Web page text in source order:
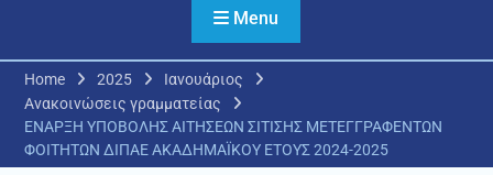
Menu
Home 2025
Ιανουάριος
Ανακοινώσεις γραμματείας
ΕΝΑΡΞΗ ΥΠΟΒΟΛΗΣ ΑΙΤΗΣΕΩΝ ΣΙΤΙΣΗΣ ΜΕΤΕΓΓΡΑΦΕΝΤΩΝ
ΦΟΙΤΗΤΩΝ ΔΙΠΑΕ ΑΚΑΔΗΜΑΪΚΟΥ ΕΤΟΥΣ 2024-2025